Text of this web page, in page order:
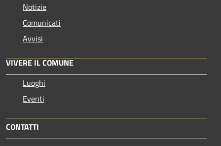
Notizie
Comunicati
Avvisi
VIVERE IL COMUNE
Luoghi
Eventi
CONTATTI